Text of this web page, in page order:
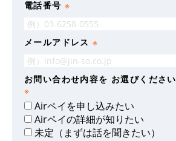
電話番号 ※
メールアドレス ※
お問い合わせ内容を お選びください
※
Airペイを申し込みたい
Airペイの詳細が知りたい
未定（まずは話を聞きたい）